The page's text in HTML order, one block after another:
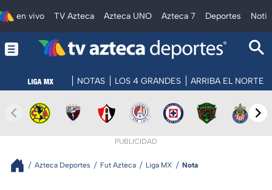
en vivo TV Azteca Azteca UNO Azteca 7 Deportes
NOTAS LOS 4 GRANDES ARRIBA EL NORTE
PUBLICIDAD
Azteca Deportes Fut Azteca Liga MX Nota